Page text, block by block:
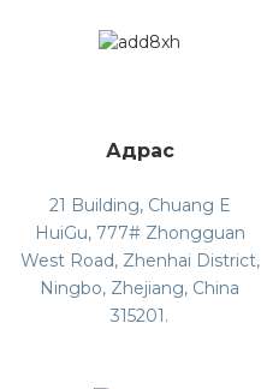
Адрас
21 Building, Chuang E
HuiGu, 777# Zhongguan
West Road, Zhenhai District,
Ningbo, Zhejiang, China
315201.